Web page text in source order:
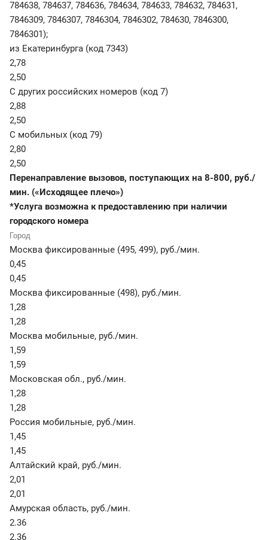
784638, 784637, 784636, 784634, 784633, 784632, 784631,
7846309, 7846307, 7846304, 7846302, 784630, 7846300,
7846301);
из Екатеринбурга (код 7343)
2,78
2,50
С других российских номеров (код 7)
2,88
2,50
С мобильных (код 79)
2,80
2,50
Перенаправление вызовов, поступающих на 8-800, руб./
мин. («Исходящее плечо»)
*Услуга возможна к предоставлению при наличии
городского номера
Москва фиксированные (495, 499), руб./мин.
0,45
0,45
Москва фиксированные (498), руб./мин.
1,28
1,28
Москва мобильные, руб./мин.
1,59
1,59
Московская обл., руб./мин.
1,28
1,28
Россия мобильные, руб./мин.
1,45
1,45
Алтайский край, руб./мин.
2,01
2,01
Амурская область, руб./мин.
2.36
2.36